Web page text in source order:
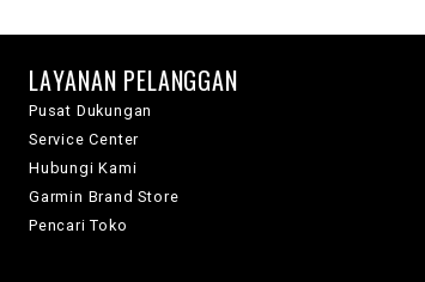
LAYANAN PELANGGAN
Pusat Dukungan
Service Center
Hubungi Kami
Garmin Brand Store
Pencari Toko